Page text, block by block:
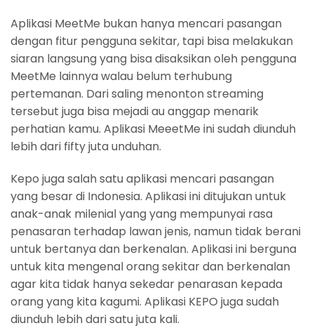
Aplikasi MeetMe bukan hanya mencari pasangan
dengan fitur pengguna sekitar, tapi bisa melakukan
siaran langsung yang bisa disaksikan oleh pengguna
MeetMe lainnya walau belum terhubung
pertemanan. Dari saling menonton streaming
tersebut juga bisa mejadi au anggap menarik
perhatian kamu. Aplikasi MeeetMe ini sudah diunduh
lebih dari fifty juta unduhan.
Kepo juga salah satu aplikasi mencari pasangan
yang besar di Indonesia. Aplikasi ini ditujukan untuk
anak-anak milenial yang yang mempunyai rasa
penasaran terhadap lawan jenis, namun tidak berani
untuk bertanya dan berkenalan. Aplikasi ini berguna
untuk kita mengenal orang sekitar dan berkenalan
agar kita tidak hanya sekedar penarasan kepada
orang yang kita kagumi. Aplikasi KEPO juga sudah
diunduh lebih dari satu juta kali.